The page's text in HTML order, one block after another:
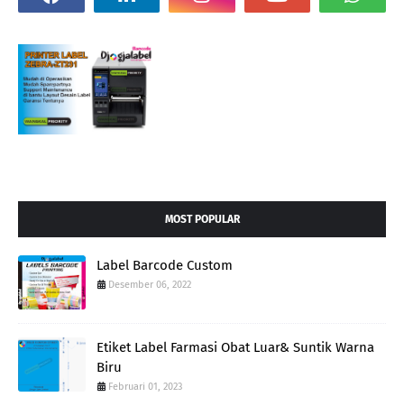
MOST POPULAR
Label Barcode Custom
Desember 06, 2022
Etiket Label Farmasi Obat Luar& Suntik Warna
Biru
Februari 01, 2023